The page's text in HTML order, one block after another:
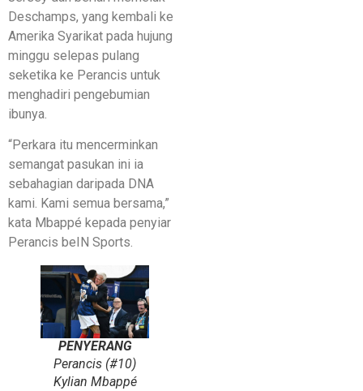
Deschamps, yang kembali ke
Amerika Syarikat pada hujung
minggu selepas pulang
seketika ke Perancis untuk
menghadiri pengebumian
ibunya.
“Perkara itu mencerminkan
semangat pasukan ini ia
sebahagian daripada DNA
kami. Kami semua bersama,”
kata Mbappé kepada penyiar
Perancis beIN Sports.
PENYERANG
Perancis (#10)
Kylian Mbappé